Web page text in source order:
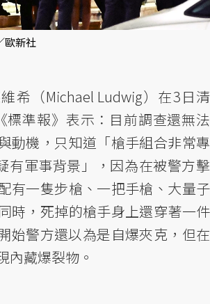
歐新社
希（Michael Ludwig）在3日清
標準報》表示：目前調查還無法
動機，只知道「槍手組合非常專
有軍事背景」，因為在被警方擊
有一隻步槍、一把手槍、大量子
時，死掉的槍手身上還穿著一件
警方還以為是自爆夾克，但在
內藏爆裂物。